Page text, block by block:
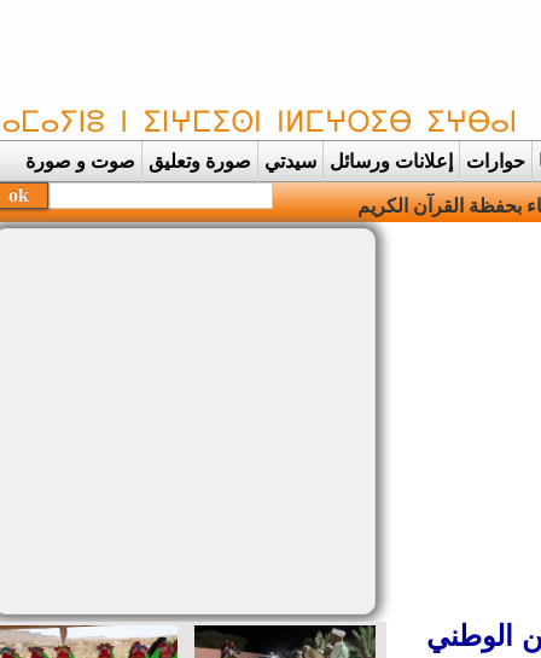
حوارات إعلانات ورسائل سيدتي صورة وتعليق صوت و صورة
القرآن الكريم